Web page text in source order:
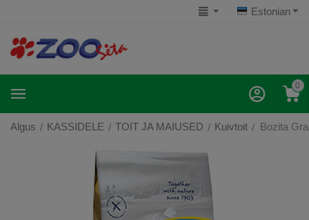
Estonian
0
Algus / KASSIDELE / TOIT JA MAIUSED / Kuivtoit / Bozita